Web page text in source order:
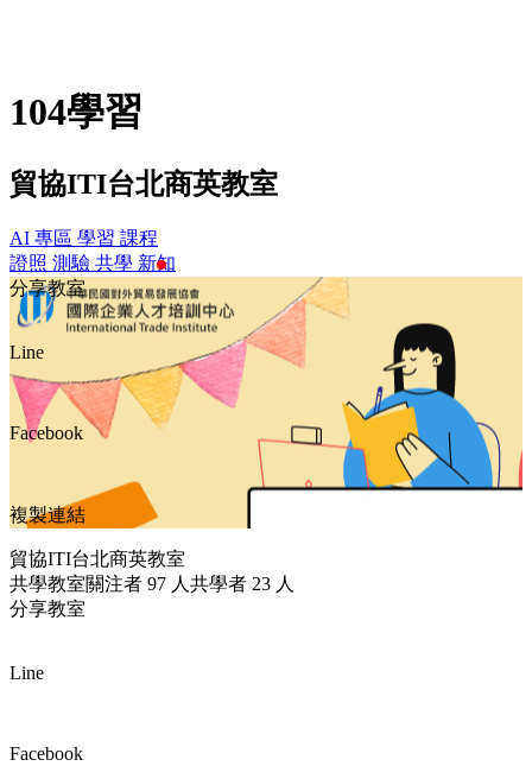
104學習
貿協ITI台北商英教室
AI 專區 學習 課程
證照 測驗 共學 新知
分享教室
Line
Facebook
複製連結
貿協ITI台北商英教室
共學教室關注者 97 人 共學者 23 人
分享教室
Line
Facebook